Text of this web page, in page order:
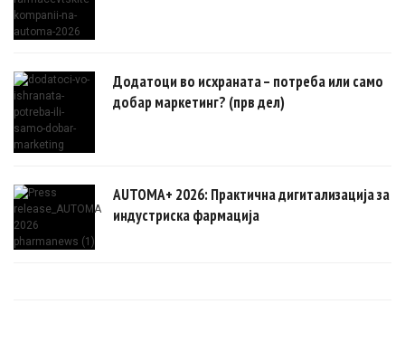
Додатоци во исхраната – потреба или само
добар маркетинг? (прв дел)
AUTOMA+ 2026: Практична дигитализација за
индустриска фармација